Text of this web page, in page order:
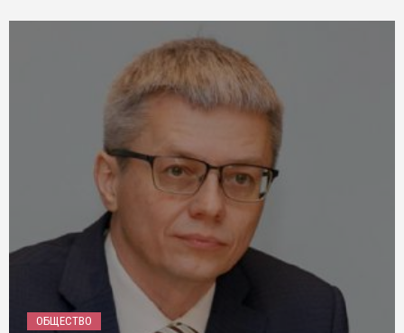
ОБЩЕСТВО